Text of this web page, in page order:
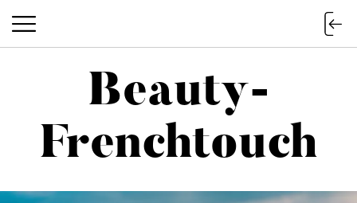
Beauty-Frenchtouch
Beauty-
Frenchtouch